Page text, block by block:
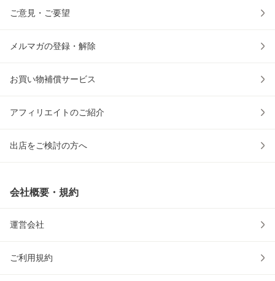
ご意見・ご要望
メルマガの登録・解除
お買い物補償サービス
アフィリエイトのご紹介
出店をご検討の方へ
会社概要・規約
運営会社
ご利用規約